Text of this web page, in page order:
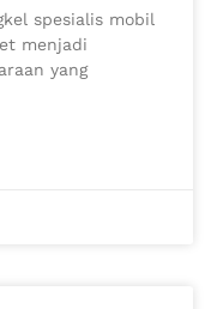
spesialis mobil
menjadi
yang